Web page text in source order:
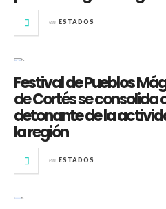
en ESTADOS
Festival de Pueblos
de Cortés se consolida
detonante de la
la región
en ESTADOS